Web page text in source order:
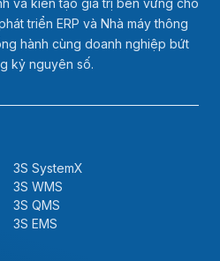
và kiến tạo giá trị bền vững cho
triển ERP và Nhà máy thông
hành cùng doanh nghiệp bứt
kỷ nguyên số.
3S SystemX
3S WMS
3S QMS
3S EMS